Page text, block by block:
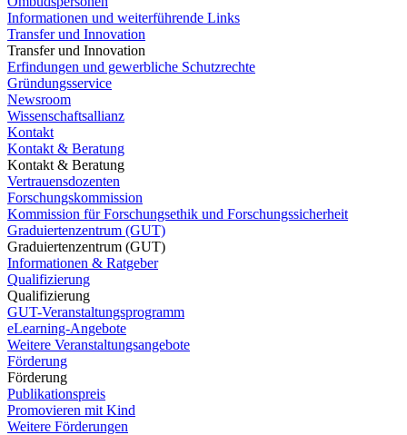
Informationen und weiterführende Links
Transfer und Innovation
Transfer und Innovation
Erfindungen und gewerbliche Schutzrechte
Gründungsservice
Newsroom
Wissenschaftsallianz
Kontakt
Kontakt & Beratung
Kontakt & Beratung
Vertrauensdozenten
Forschungskommission
Kommission für Forschungsethik und Forschungssicherheit
Graduiertenzentrum (GUT)
Graduiertenzentrum (GUT)
Informationen & Ratgeber
Qualifizierung
Qualifizierung
GUT-Veranstaltungsprogramm
eLearning-Angebote
Weitere Veranstaltungsangebote
Förderung
Förderung
Publikationspreis
Promovieren mit Kind
Weitere Förderungen